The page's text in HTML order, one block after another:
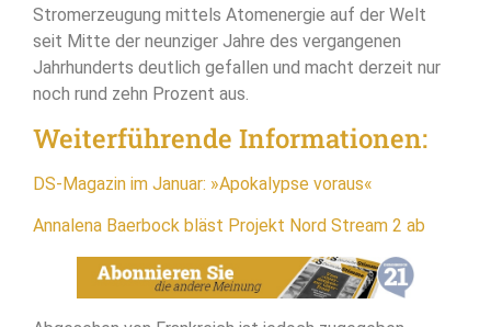
Stromerzeugung mittels Atomenergie auf der Welt
seit Mitte der neunziger Jahre des vergangenen
Jahrhunderts deutlich gefallen und macht derzeit nur
noch rund zehn Prozent aus.
Weiterführende Informationen:
DS-Magazin im Januar: »Apokalypse voraus«
Annalena Baerbock bläst Projekt Nord Stream 2 ab